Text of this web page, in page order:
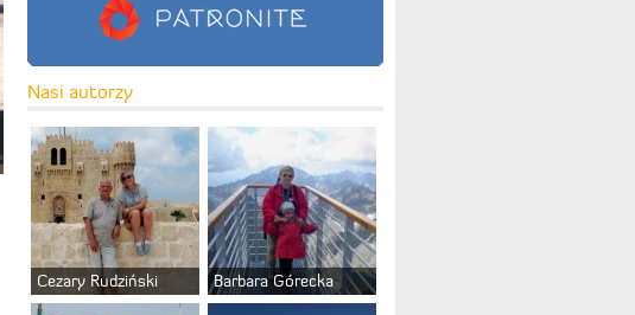
Nasi autorzy
Cezary Rudziński Barbara Górecka